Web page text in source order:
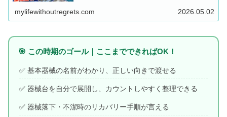
の「術野のシステム構築（設計）」なのです。最初の設計
が甘いと、手術の進行に伴って器械台は必ず崩壊し、パニ
ックを引き起こす原因となります。
mylifewithoutregrets.com 2026.05.02
🎯 この時期のゴール｜ここまでできればOK！
✅ 基本器械の名前がわかり、正しい向きで渡せる
✅ 器械台を自分で展開し、カウントしやすく整理できる
✅ 器械落下・不潔時のリカバリー手順が言える